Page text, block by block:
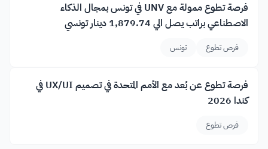
فرصة تطوع ممولة مع UNV في تونس بمجال الذكاء
الاصطناعي براتب يصل الي 1,879.74 دينار تونسي
فرص تطوع تونس
فرصة تطوع عن بُعد مع الأمم المتحدة في تصميم UX/UI في
كندا 2026
فرص تطوع